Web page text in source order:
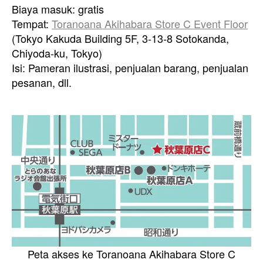
Biaya masuk: gratis
Tempat: Toranoana Akihabara Store C Event Floor
(Tokyo Kakuda Building 5F, 3-13-8 Sotokanda,
Chiyoda-ku, Tokyo)
Isi: Pameran ilustrasi, penjualan barang, penjualan
pesanan, dll.
Peta akses ke Toranoana Akihabara Store C